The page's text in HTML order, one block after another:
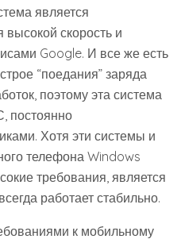
является
высокой скорость и
Google. И все же есть
“поедания” заряда
поэтому эта система
постоянно
Хотя эти системы и
телефона Windows
требования, является
работает стабильно.
к мобильному